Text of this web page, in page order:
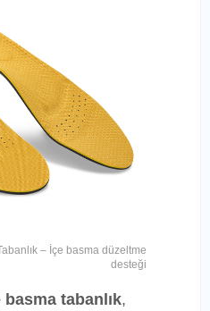
– İçe basma düzeltme
desteği
basma tabanlık,